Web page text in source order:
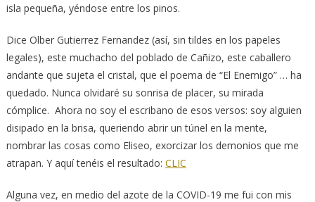
isla pequeña, yéndose entre los pinos.
Dice Olber Gutierrez Fernandez (así, sin tildes en los papeles
legales), este muchacho del poblado de Cañizo, este caballero
andante que sujeta el cristal, que el poema de “El Enemigo” … ha
quedado. Nunca olvidaré su sonrisa de placer, su mirada
cómplice. Ahora no soy el escribano de esos versos: soy alguien
disipado en la brisa, queriendo abrir un túnel en la mente,
nombrar las cosas como Eliseo, exorcizar los demonios que me
atrapan. Y aquí tenéis el resultado: CLIC
Alguna vez, en medio del azote de la COVID-19 me fui con mis